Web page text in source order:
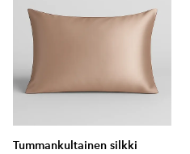
Tummankultainen silkki